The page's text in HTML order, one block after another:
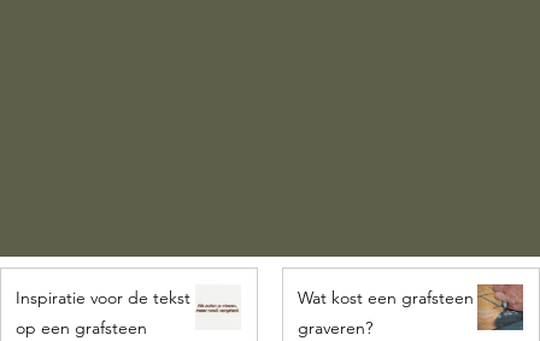
Inspiratie voor de tekst
op een grafsteen
Wat kost een grafsteen
graveren?